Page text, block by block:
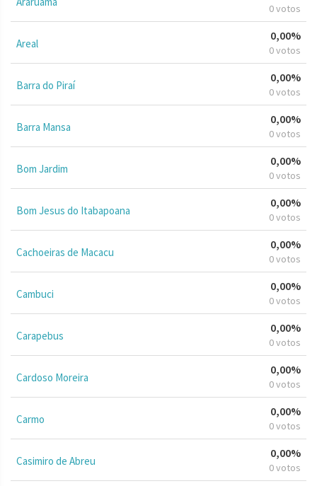
0 votos
Areal
0,00%
0 votos
Barra do Piraí
0,00%
0 votos
Barra Mansa
0,00%
0 votos
Bom Jardim
0,00%
0 votos
Bom Jesus do Itabapoana
0,00%
0 votos
Cachoeiras de Macacu
0,00%
0 votos
Cambuci
0,00%
0 votos
Carapebus
0,00%
0 votos
Cardoso Moreira
0,00%
0 votos
Carmo
0,00%
0 votos
Casimiro de Abreu
0,00%
0 votos